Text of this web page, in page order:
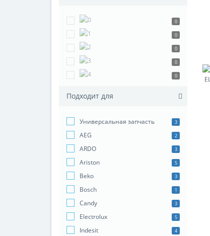
0
0
0
0
0
Подходит для
Универсальная запчасть 3
AEG 2
ARDO 3
Ariston 5
Beko 3
Bosch 1
Candy 3
Electrolux 5
Indesit 4